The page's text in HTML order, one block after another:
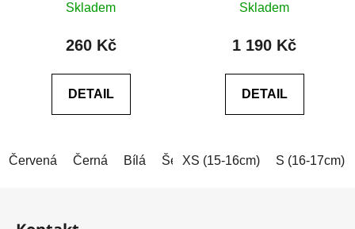
hodnocení
produktu
z
Skladem
260 Kč
DETAIL
Červená Černá Bílá Šedá Šedá (tmavá) Modrá
hodnocení
produktu
z
Skladem
1 190 Kč
DETAIL
XS (15-16cm) S (16-17cm)